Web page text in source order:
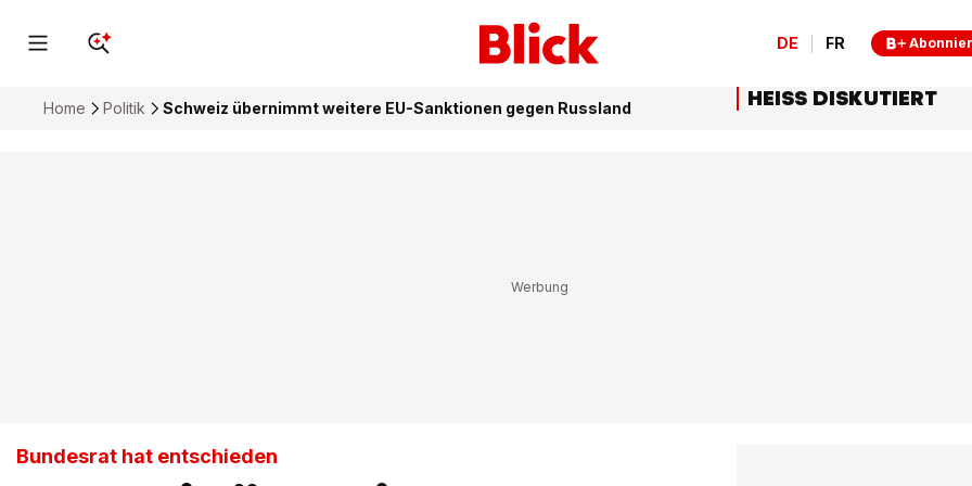
DE FR
Home Politik Schweiz übernimmt weitere EU-Sanktionen gegen Russland
Bundesrat hat entschieden
HEISS DISKUTIERT